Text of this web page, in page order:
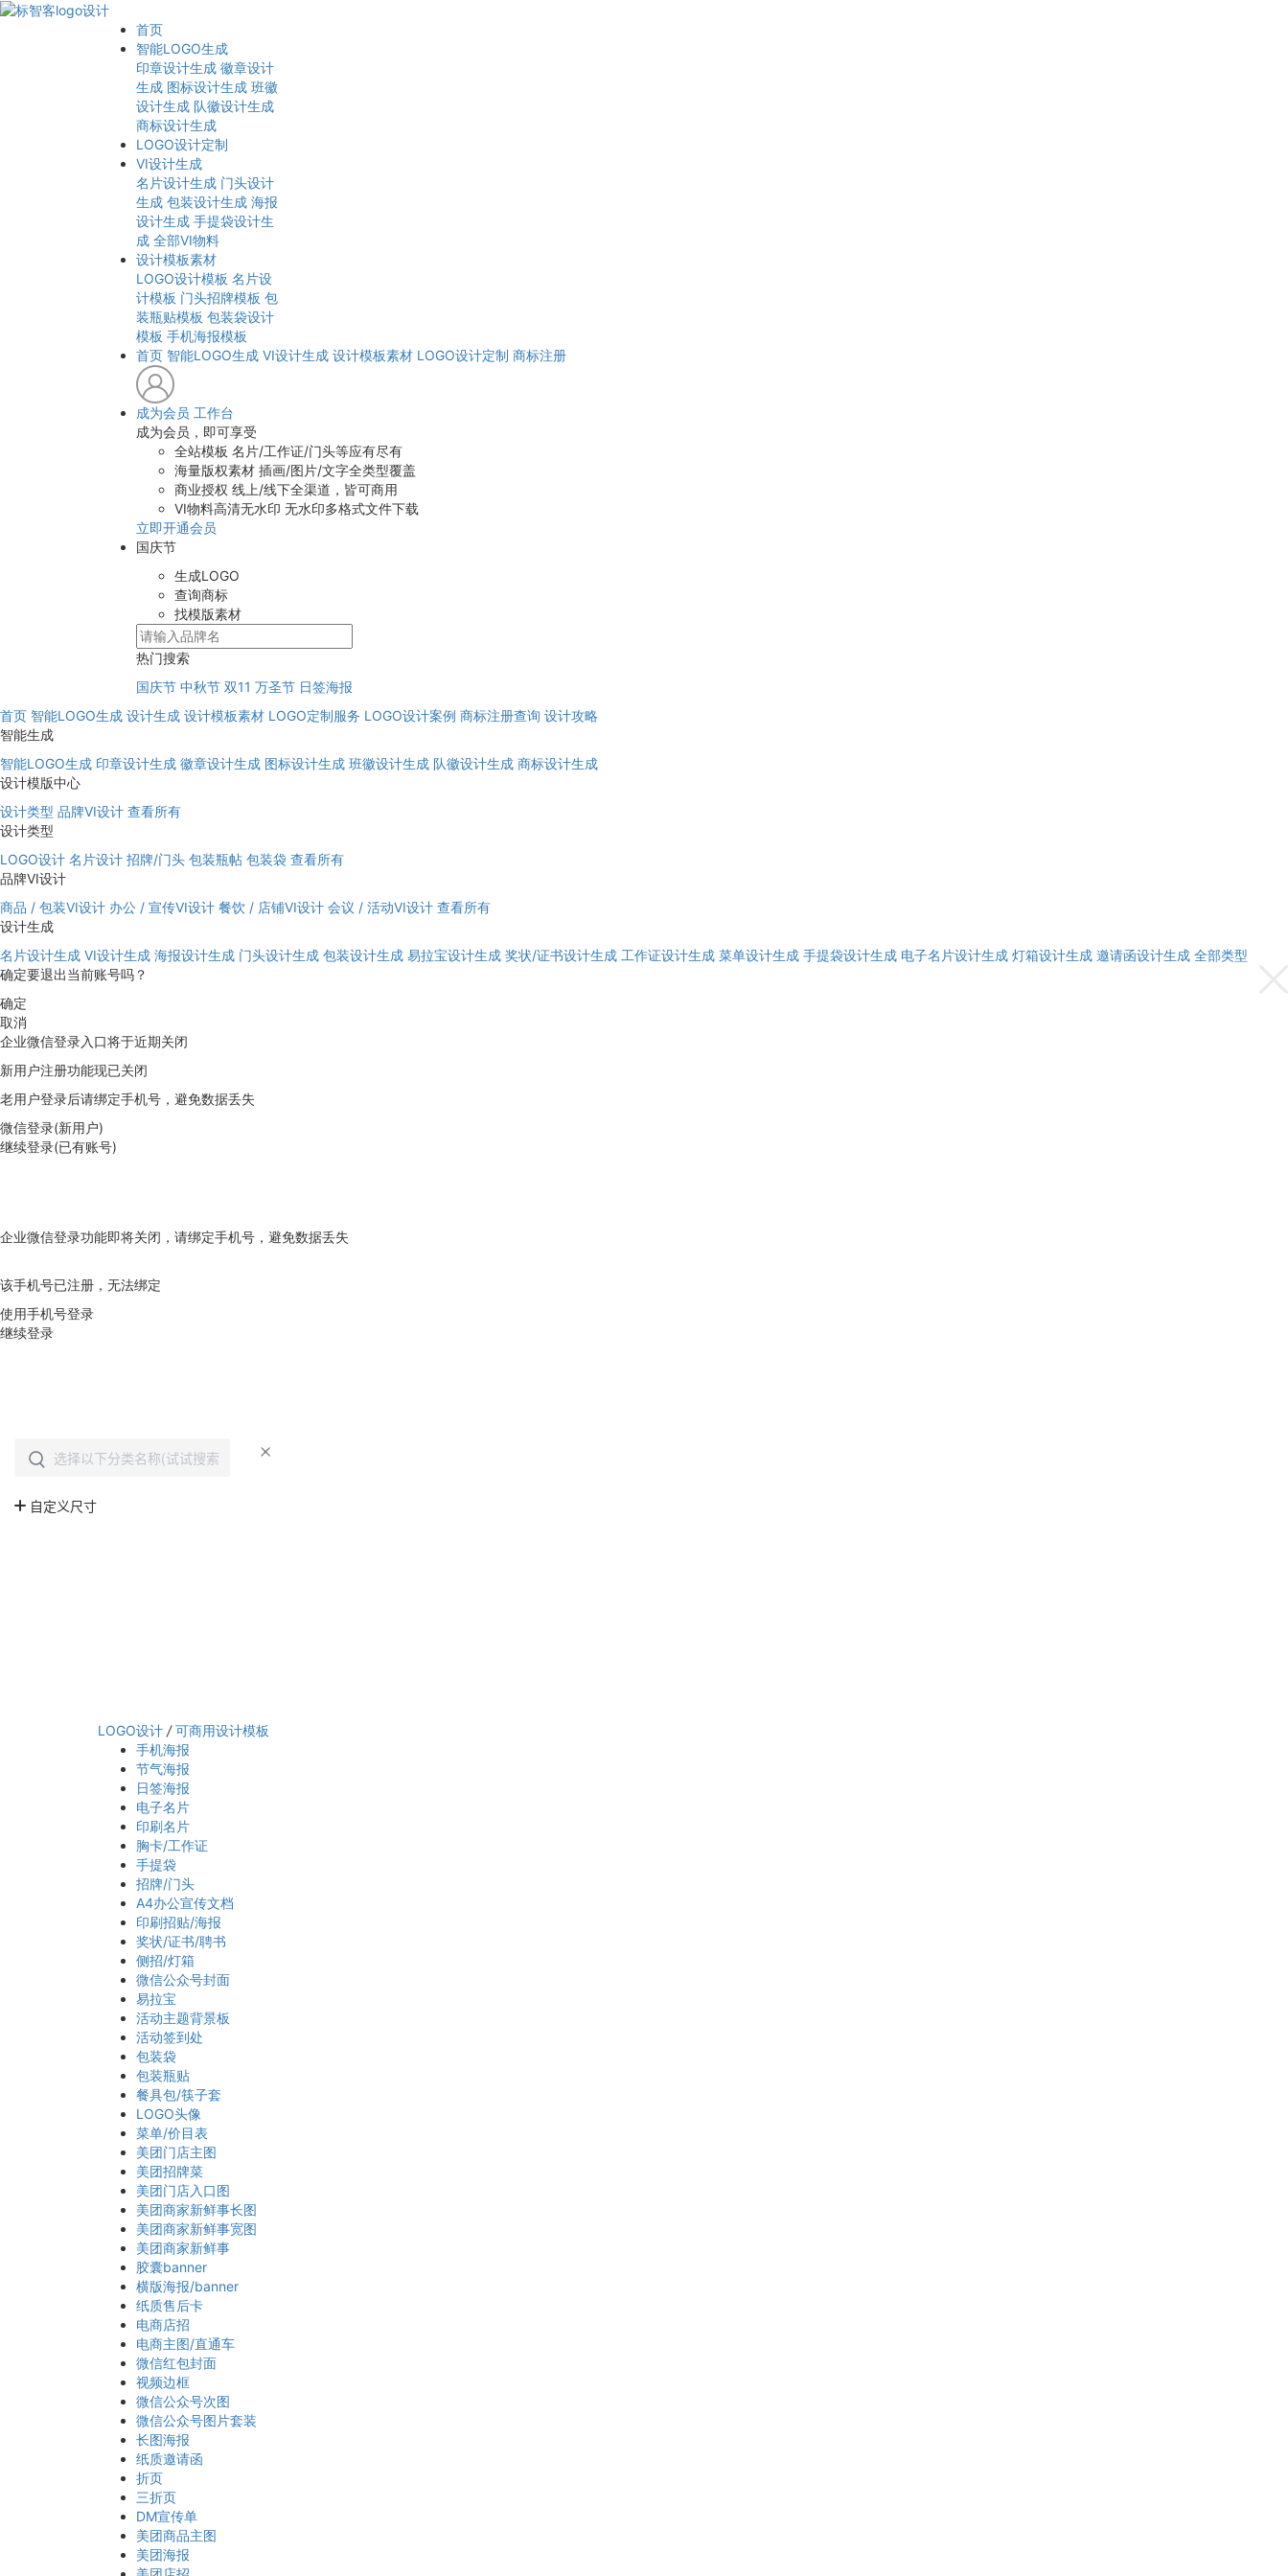
首页
智能LOGO生成
印章设计生成 徽章设计
生成 图标设计生成 班徽
设计生成 队徽设计生成
商标设计生成
LOGO设计定制
VI设计生成
名片设计生成 门头设计
生成 包装设计生成 海报
设计生成 手提袋设计生
成 全部VI物料
设计模板素材
LOGO设计模板 名片设
计模板 门头招牌模板 包
装瓶贴模板 包装袋设计
模板 手机海报模板
首页 智能LOGO生成 VI设计生成 设计模板素材 LOGO设计定制 商标注册
成为会员 工作台
成为会员，即可享受
全站模板 名片/工作证/门头等应有尽有
海量版权素材 插画/图片/文字全类型覆盖
商业授权 线上/线下全渠道，皆可商用
VI物料高清无水印 无水印多格式文件下载
立即开通会员
国庆节
生成LOGO
查询商标
找模版素材
热门搜索
国庆节 中秋节 双11 万圣节 日签海报
首页 智能LOGO生成 设计生成 设计模板素材 LOGO定制服务 LOGO设计案例 商标注册查询 设计攻略
智能生成
智能LOGO生成 印章设计生成 徽章设计生成 图标设计生成 班徽设计生成 队徽设计生成 商标设计生成
设计模版中心
设计类型 品牌VI设计 查看所有
设计类型
LOGO设计 名片设计 招牌/门头 包装瓶帖 包装袋 查看所有
品牌VI设计
商品 / 包装VI设计 办公 / 宣传VI设计 餐饮 / 店铺VI设计 会议 / 活动VI设计 查看所有
设计生成
名片设计生成 VI设计生成 海报设计生成 门头设计生成 包装设计生成 易拉宝设计生成 奖状/证书设计生成 工作证设计生成 菜单设计生成 手提袋设计生成 电子名片设计生成 灯箱设计生成 邀请函设计生成 全部类型
确定要退出当前账号吗？
确定
取消
企业微信登录入口将于近期关闭
新用户注册功能现已关闭
老用户登录后请绑定手机号，避免数据丢失
微信登录(新用户)
继续登录(已有账号)
企业微信登录功能即将关闭，请绑定手机号，避免数据丢失
该手机号已注册，无法绑定
使用手机号登录
继续登录
LOGO设计 / 可商用设计模板
手机海报
节气海报
日签海报
电子名片
印刷名片
胸卡/工作证
手提袋
招牌/门头
A4办公宣传文档
印刷招贴/海报
奖状/证书/聘书
侧招/灯箱
微信公众号封面
易拉宝
活动主题背景板
活动签到处
包装袋
包装瓶贴
餐具包/筷子套
LOGO头像
菜单/价目表
美团门店主图
美团招牌菜
美团门店入口图
美团商家新鲜事长图
美团商家新鲜事宽图
美团商家新鲜事
胶囊banner
横版海报/banner
纸质售后卡
电商店招
电商主图/直通车
微信红包封面
视频边框
微信公众号次图
微信公众号图片套装
长图海报
纸质邀请函
折页
三折页
DM宣传单
美团商品主图
美团海报